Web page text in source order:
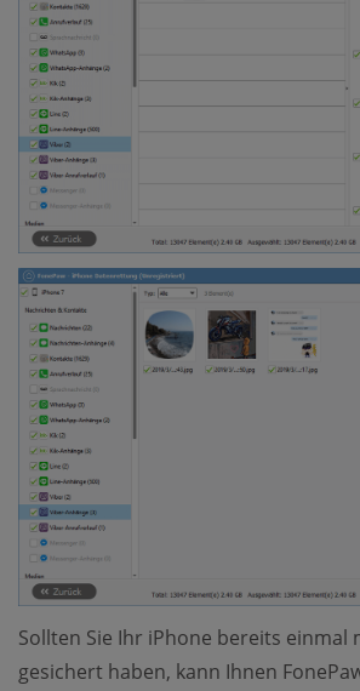
Sollten Sie Ihr iPhone bereits einmal
gesichert haben, kann Ihnen